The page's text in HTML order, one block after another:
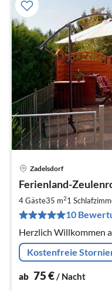
Zadelsdorf
Ferienland-
4 Gäste35 m21
10
Herzlich Willkommen
Kostenfreie
ab 75€/ Nacht